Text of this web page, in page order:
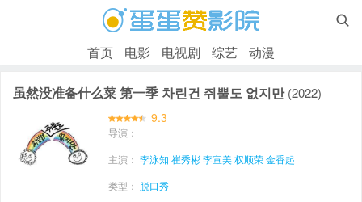

首页 电影 电视剧 综艺 动漫
虽然没准备什么菜 第一季 차린건 쥐뿔도 없지만 (2022)
9.3
导演：
主演： 李泳知 崔秀彬李宣美权顺荣金香起
类型： 脱口秀